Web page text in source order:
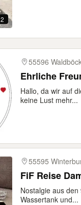
2
55596
Ehrliche
Hallo, da wir auf
keine Lust mehr...
55595
FiF Reise
Nostalgie aus
Wassertank und...